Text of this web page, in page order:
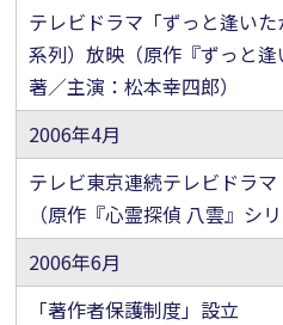
テレビドラマ「ずっと逢い
系列）放映 （原作『ずっと
著／主演：松本幸四郎）
2006年4月
テレビ東京連続テレビドラ
（原作『心霊探偵 八雲』シ
2006年6月
「著作者保護制度」設立